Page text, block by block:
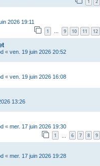
2026 19:11
1 … 9 10 11 12
« ven. 19 juin 2026 20:52
« ven. 19 juin 2026 16:08
13:26
« mer. 17 juin 2026 19:30
1 6 7 8 9
« mer. 17 juin 2026 19:28